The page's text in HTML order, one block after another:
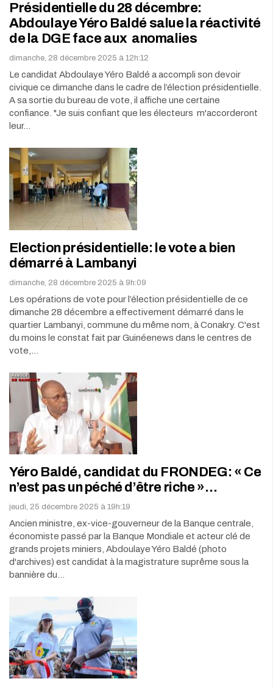
Présidentielle du 28 décembre:
Abdoulaye Yéro Baldé salue la réactivité
de la DGE face aux anomalies
dimanche, 28 décembre 2025 à 12h:12
Le candidat Abdoulaye Yéro Baldé a accompli son devoir
civique ce dimanche dans le cadre de l’élection présidentielle.
A sa sortie du bureau de vote, il affiche une certaine
confiance. "Je suis confiant que les électeurs m'accorderont
leur…
Election présidentielle: le vote a bien
démarré à Lambanyi
dimanche, 28 décembre 2025 à 9h:09
Les opérations de vote pour l’élection présidentielle de ce
dimanche 28 décembre a effectivement démarré dans le
quartier Lambanyi, commune du même nom, à Conakry. C'est
du moins le constat fait par Guinéenews dans le centres de
vote,…
Yéro Baldé, candidat du FRONDEG: « Ce
n’est pas un péché d’être riche »…
jeudi, 25 décembre 2025 à 19h:19
Ancien ministre, ex-vice-gouverneur de la Banque centrale,
économiste passé par la Banque Mondiale et acteur clé de
grands projets miniers, Abdoulaye Yéro Baldé (photo
d'archives) est candidat à la magistrature suprême sous la
bannière du…